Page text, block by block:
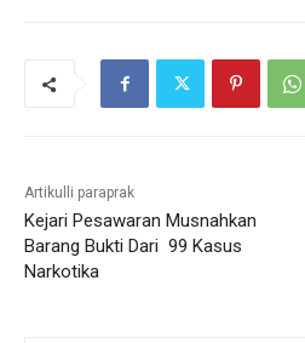
Artikulli paraprak
Kejari Pesawaran Musnahkan
Barang Bukti Dari 99 Kasus
Narkotika